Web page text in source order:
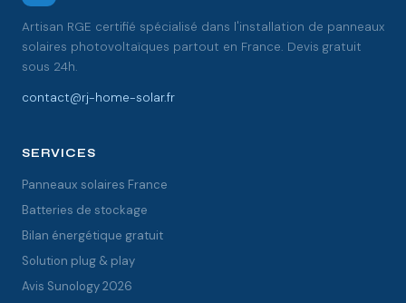
Artisan RGE certifié spécialisé dans l'installation de panneaux
solaires photovoltaïques partout en France. Devis gratuit
sous 24h.
contact@rj-home-solar.fr
SERVICES
Panneaux solaires France
Batteries de stockage
Bilan énergétique gratuit
Solution plug & play
Avis Sunology 2026